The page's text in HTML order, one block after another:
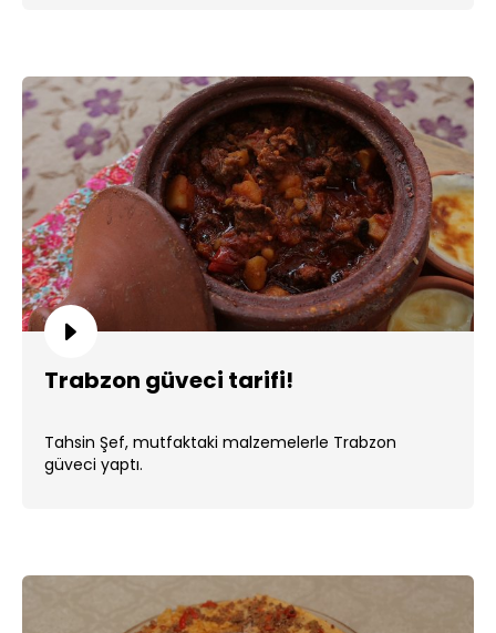
Trabzon güveci tarifi!
Tahsin Şef, mutfaktaki malzemelerle Trabzon
güveci yaptı.